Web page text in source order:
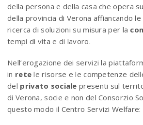
della persona e della casa che opera
della provincia di Verona affiancando
ricerca di soluzioni su misura per la
tempi di vita e di lavoro.
Nell’erogazione dei servizi la
in rete le risorse e le competenze
del privato sociale presenti sul
di Verona, socie e non del Consorzio
questo modo il Centro Servizi Welfare: